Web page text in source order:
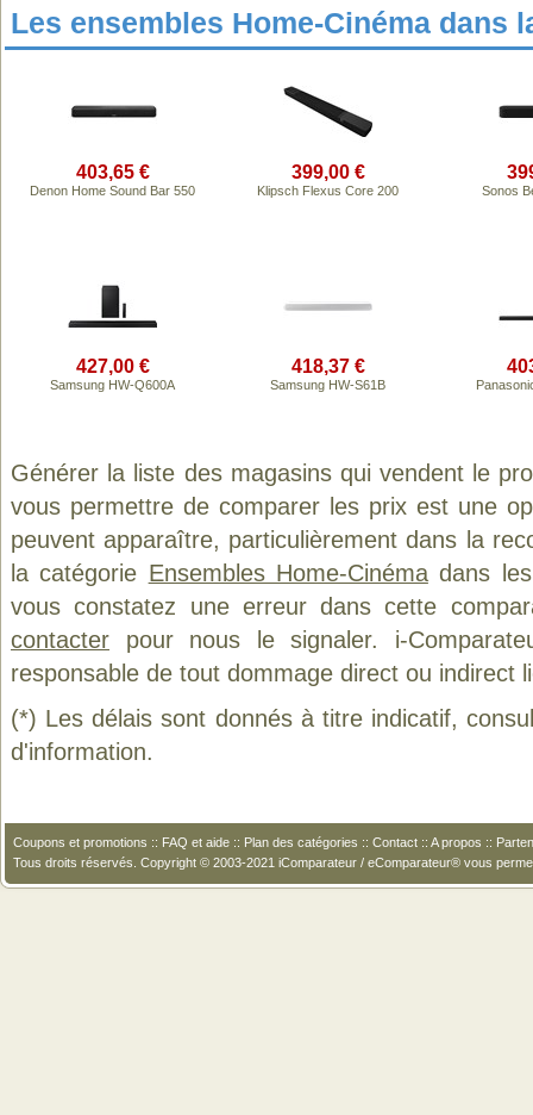
Les ensembles Home-Cinéma dans
403,65 €
Denon Home Sound Bar 550
399,00 €
Klipsch Flexus Core 200 Sonos
427,00 €
Samsung HW-Q600A
418,37 €
Samsung HW-S61B
Générer la liste des magasins qui vendent le
vous permettre de comparer les prix est une
peuvent apparaître, particulièrement dans la
la catégorie Ensembles Home-Cinémadans les
vous constatez une erreur dans cette
contacter pour nous le signaler. i-
responsable de tout dommage direct ou indirect
(*) Les délais sont donnés à titre indicatif,
d'information.
Coupons et promotions :: FAQ et aide :: Plan des catégories :: Contact :: A propos ::
Tous droits réservés. Copyright © 2003-2021 iComparateur / eComparateur® vous